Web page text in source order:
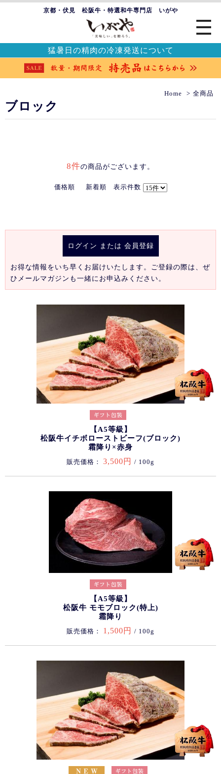
京都・伏見 松阪牛・特選和牛専門店 いがや
猛暑日の精肉の冷凍発送について
Home 全商品
ブロック
8件の商品がございます。
価格順 新着順 表示件数
ログイン または 会員登録
お得な情報をいち早くお届けいたします。ご登録の際は、ぜ
ひメールマガジンも一緒にお申込みください。
【A5等級】
松阪牛イチボローストビーフ(ブロック)
霜降り×赤身
販売価格： 3,500円 / 100g
【A5等級】
松阪牛 モモブロック(特上)
霜降り
販売価格： 1,500円 / 100g